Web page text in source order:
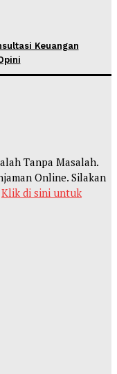
Keuangan
Tanpa Masalah.
Online. Silakan
Klik di sini untuk